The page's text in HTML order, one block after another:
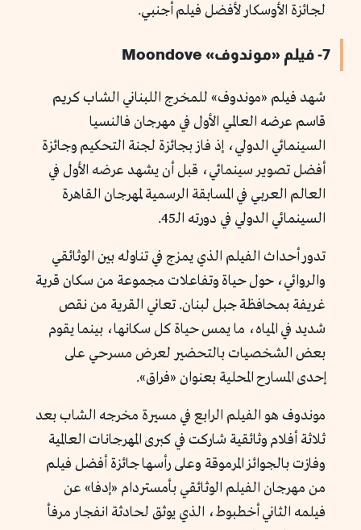
لجائزة الأوسكار لأفضل فيلم أجنبي.
7- فيلم «موندوف» Moondove
شهد فيلم «موندوف» للمخرج اللبناني الشاب كريم
قاسم عرضه العالمي الأول في مهرجان فالنسيا
السينمائي الدولي، إذ فاز بجائزة لجنة التحكيم وجائزة
أفضل تصوير سينمائي، قبل أن يشهد عرضه الأول في
العالم العربي في المسابقة الرسمية لمهرجان القاهرة
السينمائي الدولي في دورته الـ45.
تدور أحداث الفيلم الذي يمزج في تناوله بين الوثائقي
والروائي، حول حياة وتفاعلات مجموعة من سكان قرية
غريفة بمحافظة جبل لبنان. تعاني القرية من نقص
شديد في المياه، ما يمس حياة كل سكانها، بينما يقوم
بعض الشخصيات بالتحضير لعرض مسرحي على
إحدى المسارح المحلية بعنوان «فراق».
موندوف هو الفيلم الرابع في مسيرة مخرجه الشاب بعد
ثلاثة أفلام وثائقية شاركت في كبرى المهرجانات العالمية
وفازت بالجوائز المرموقة وعلى رأسها جائزة أفضل فيلم
من مهرجان الفيلم الوثائقي بأمستردام «إدفا» عن
فيلمه الثاني أخطبوط، الذي يوثق لحادثة انفجار مرفأ